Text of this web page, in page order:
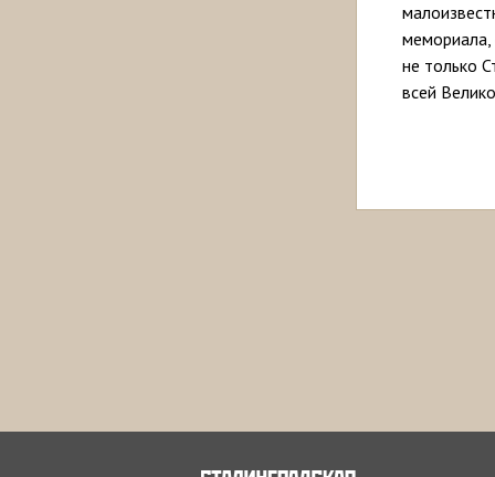
мемориала,
не только
всей